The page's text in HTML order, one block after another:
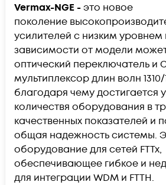
Vermax-NGE -это новое
поколение
усилителей с низким
зависимости от модели
оптический переключатель и
мультиплексор длин волн 1310/
благодаря чему достигается
количествя оборудования в
качественных показателей и
общая надежность системы.
оборудование для сетей FTTx,
обеспечивающее гибкое и
для интеграции WDM и FTTH.